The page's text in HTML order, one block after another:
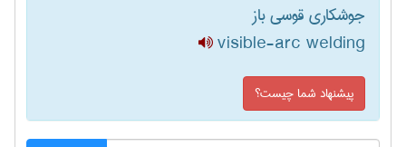
جوشکاری قوسی باز
visible-arc welding
پیشنهاد شما چیست؟